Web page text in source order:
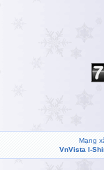
Mạng
VnVista I-